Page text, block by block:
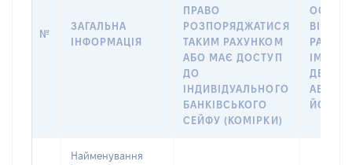
№
ЗАГАЛЬНА
ІНФОРМАЦІЯ
ПРАВО
РОЗПОРЯДЖАТИСЯ
ТАКИМ РАХУНКОМ
АБО МАЄ ДОСТУП
ДО
ІНДИВІДУАЛЬНОГО
БАНКІВСЬКОГО
СЕЙФУ (КОМІРКИ)
ІМ’Я
АБО
ЙОГО
Найменування